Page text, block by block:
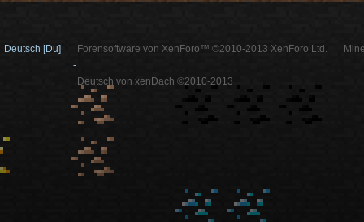
Deutsch [Du]
Forensoftware von XenForo™ ©2010-2013 XenForo Ltd.
-
Deutsch von xenDach ©2010-2013